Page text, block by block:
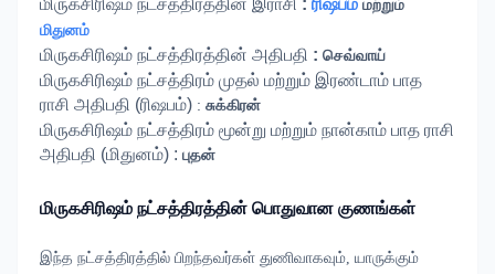
மிருகசிரிஷம் நட்சத்திரத்தின் இராசி : ரிஷபம் மற்றும்
மிதுனம்
மிருகசிரிஷம் நட்சத்திரத்தின் அதிபதி : செவ்வாய்
மிருகசிரிஷம் நட்சத்திரம் முதல் மற்றும் இரண்டாம் பாத
ராசி அதிபதி (ரிஷபம்) : சுக்கிரன்
மிருகசிரிஷம் நட்சத்திரம் மூன்று மற்றும் நான்காம் பாத ராசி
அதிபதி (மிதுனம்) : புதன்
மிருகசிரிஷம் நட்சத்திரத்தின் பொதுவான குணங்கள்
இந்த நட்சத்திரத்தில் பிறந்தவர்கள் துணிவாகவும், யாருக்கும்